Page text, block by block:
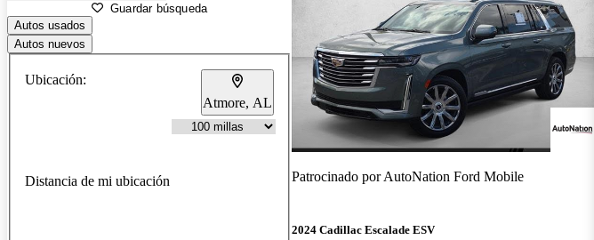
Guardar búsqueda
Autos usados
Autos nuevos
Ubicación:
Atmore, AL
Distancia de mi ubicación Patrocinado porAutoNation Ford Mobile
2024 Cadillac Escalade ESV